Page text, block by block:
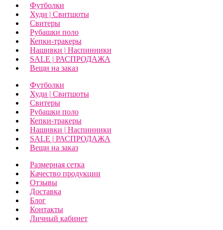
Футболки
Худи | Свитшоты
Свитеры
Рубашки поло
Кепки-тракеры
Нашивки | Наспинники
SALE | РАСПРОДАЖА
Вещи на заказ
Футболки
Худи | Свитшоты
Свитеры
Рубашки поло
Кепки-тракеры
Нашивки | Наспинники
SALE | РАСПРОДАЖА
Вещи на заказ
Размерная сетка
Качество продукции
Отзывы
Доставка
Блог
Контакты
Личный кабинет